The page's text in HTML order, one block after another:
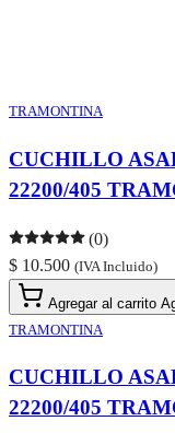
TRAMONTINA
CUCHILLO
22200/405
(0)
$ 10.500 (IVA Incluido)
Agregar al carrito
TRAMONTINA
CUCHILLO
22200/405